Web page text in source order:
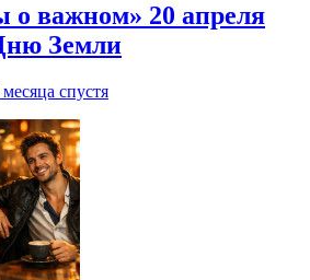
о важном» 20 апреля
Земли
спустя